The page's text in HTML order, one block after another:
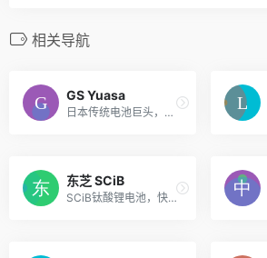
相关导航
GS Yuasa
日本传统电池巨头，混动+储能双线
东芝 SCiB
SCiB钛酸锂电池，快充+长寿命